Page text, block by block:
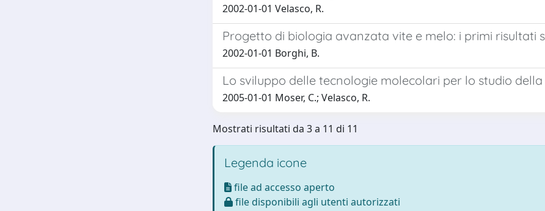
2002-01-01 Velasco, R.
Progetto di biologia avanzata vite e melo: i primi risultati
2002-01-01 Borghi, B.
Lo sviluppo delle tecnologie molecolari per lo studio
2005-01-01 Moser, C.; Velasco, R.
Mostrati risultati da 3 a 11 di 11
Legenda icone
file ad accesso aperto
file disponibili agli utenti autorizzati